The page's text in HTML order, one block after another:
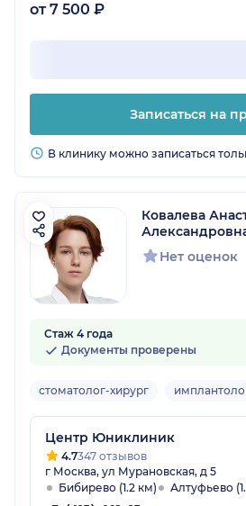
от 7 500 ₽
Записаться на
В клинику можно записаться
Ковалева
Нет оценок
Стаж 4 года
Документы проверены
стоматолог-хирург
Центр Юниклиник
4.7347 отзывов
г Москва, ул Мурановская, д 5
Бибирево (1.2 км)
Алтуфьево